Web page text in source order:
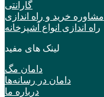
گارانتی
مشاوره خرید و راه اندازی
راه اندازی انواع آشپزخانه
لینک های مفید
دامان مگ
دامان در رسانه‌ها
درباره ما